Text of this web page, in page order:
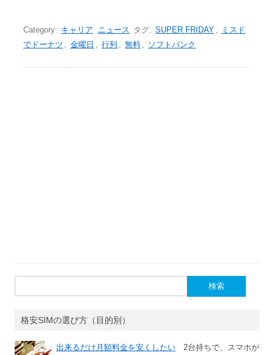
Category: キャリア ニュース タグ: SUPER FRIDAY ,
ミスド
でドーナツ , 金曜日 , 行列 , 無料 , ソフトバンク
索:
格安SIMの選び方（目的別）
出来るだけ月額料金を安くしたい 2台持ちで、スマホが